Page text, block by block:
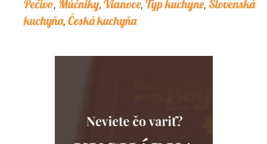
Pečivo, Múčniky, Vianoce, Typ kuchyne, Slovenská
kuchyňa, Česká kuchyňa